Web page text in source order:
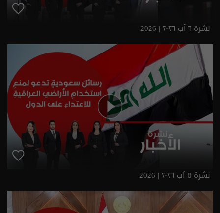
نشرة ٦ آب ٢٠٢٦ | 2026
نشرة ٥ آب ٢٠٢٦ | 2026